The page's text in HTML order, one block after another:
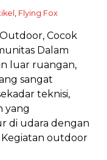
Flying Fox
Cocok
Dalam
luar ruangan,
sangat
teknisi,
yang
di udara dengan
Kegiatan outdoor